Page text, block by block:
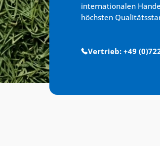
internationalen
höchsten
Vertrieb: +49